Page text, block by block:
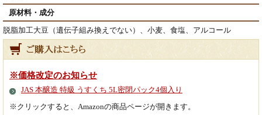
原材料・成分
脱脂加工大豆（遺伝子組み換えでない）、小麦、食塩、アルコール
※価格改定のお知らせ
JAS 本醸造 特級 うすくち 5L密閉パック4個入り
※クリックすると、Amazonの商品ページが開きます。